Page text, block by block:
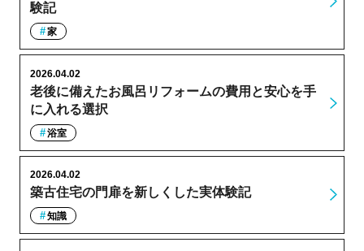
験記
家
老後に備えたお風呂リフォームの費用と安心を手
に入れる選択
2026.04.02
浴室
築古住宅の門扉を新しくした実体験記
2026.04.02
知識